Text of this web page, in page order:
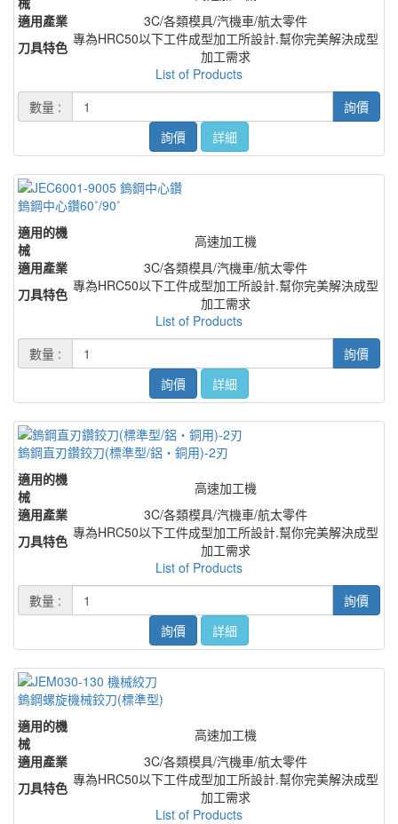
適用產業
3C/各類模具/汽機車/航太零件
刀具特色 專為HRC50以下工件成型加工所設計.幫你完美解決成型
加工需求
List of Products
數量 :
詢價
詢價
詳細
鎢鋼中心鑽60˚/90˚
適用的機
械
高速加工機
適用產業
3C/各類模具/汽機車/航太零件
刀具特色 專為HRC50以下工件成型加工所設計.幫你完美解決成型
加工需求
List of Products
數量 :
詢價
詢價
詳細
鎢鋼直刃鑽鉸刀(標準型/鋁・銅用)-2刃
適用的機
械
高速加工機
適用產業
3C/各類模具/汽機車/航太零件
刀具特色 專為HRC50以下工件成型加工所設計.幫你完美解決成型
加工需求
List of Products
數量 :
詢價
詢價
詳細
鎢鋼螺旋機械鉸刀(標準型)
適用的機
械
高速加工機
適用產業
3C/各類模具/汽機車/航太零件
刀具特色 專為HRC50以下工件成型加工所設計.幫你完美解決成型
加工需求
List of Products